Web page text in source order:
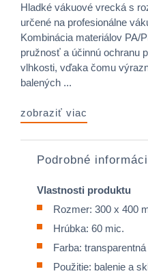
Hladké vákuové vrecká s
určené na profesionálne
Kombinácia materiálov PA/
pružnosť a účinnú ochranu
vlhkosti, vďaka čomu
balených ...
zobraziť viac
Podrobné
Vlastnosti produktu
Rozmer: 300 x 400
Hrúbka: 60 mic.
Farba: transparentná
Použitie: balenie a